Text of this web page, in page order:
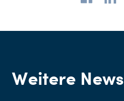
Weitere News